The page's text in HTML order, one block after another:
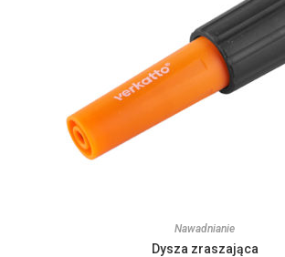
Nawadnianie
Dysza zraszająca